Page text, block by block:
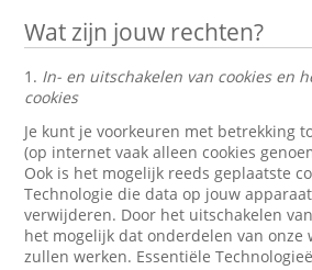
Wat zijn jouw rechten?
1. In- en uitschakelen van cookies en
cookies
Je kunt je voorkeuren met betrekking
(op internet vaak alleen cookies
Ook is het mogelijk reeds geplaatste
Technologie die data op jouw
verwijderen. Door het uitschakelen
het mogelijk dat onderdelen van onze
zullen werken. Essentiële